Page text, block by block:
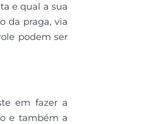
e qual a sua
da praga, via
podem ser
em fazer a
e também a